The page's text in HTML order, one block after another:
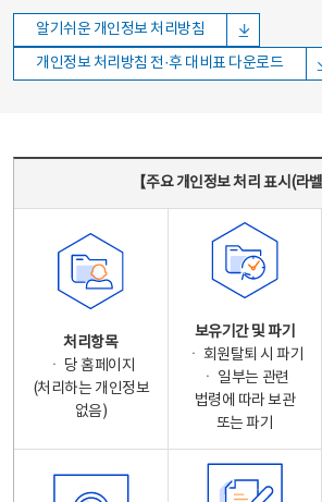
알기쉬운 개인정보 처리방침
개인정보 처리방침 전·후 대비표 다운로드
【주요 개인정보 처리 표시(라벨
처리항목
ㆍ 당 홈페이지
(처리하는 개인정보
없음)
보유기간 및 파기
ㆍ 회원탈퇴 시 파기
ㆍ 일부는 관련
법령에 따라 보관
또는 파기